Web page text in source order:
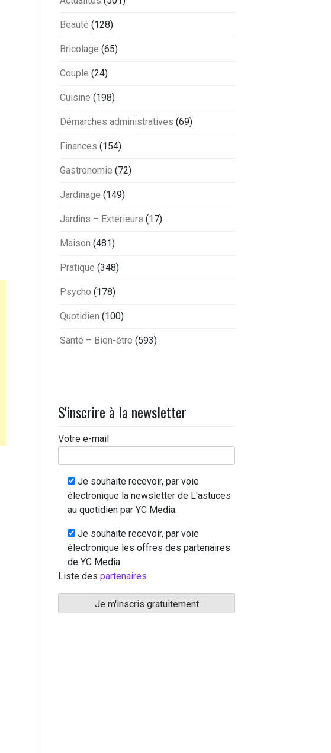
Beauté (128)
Bricolage (65)
Couple (24)
Cuisine (198)
Démarches administratives (69)
Finances (154)
Gastronomie (72)
Jardinage (149)
Jardins – Exterieurs (17)
Maison (481)
Pratique (348)
Psycho (178)
Quotidien (100)
Santé – Bien-être (593)
S'inscrire à la newsletter
Votre e-mail
Je souhaite recevoir, par voie
électronique la newsletter de L'astuces
au quotidien par YC Media.
Je souhaite recevoir, par voie
électronique les offres des partenaires
de YC Media
Liste des partenaires